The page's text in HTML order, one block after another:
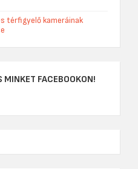
térfigyelő kameráinak
MINKET FACEBOOKON!